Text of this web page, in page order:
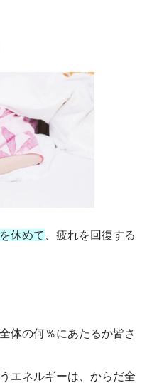
休めて
、疲れを回復する
体の何％にあたるか皆さ
エネルギーは、からだ全